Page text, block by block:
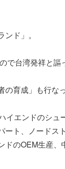
ド」。
で台湾発祥と
育成」も行な
エンドのシュ
ート、ノードス
ドのOEM生産